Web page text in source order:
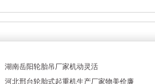
湖南岳阳轮胎吊厂家机动灵活
河北邢台轮胎式起重机生产厂家物美价廉